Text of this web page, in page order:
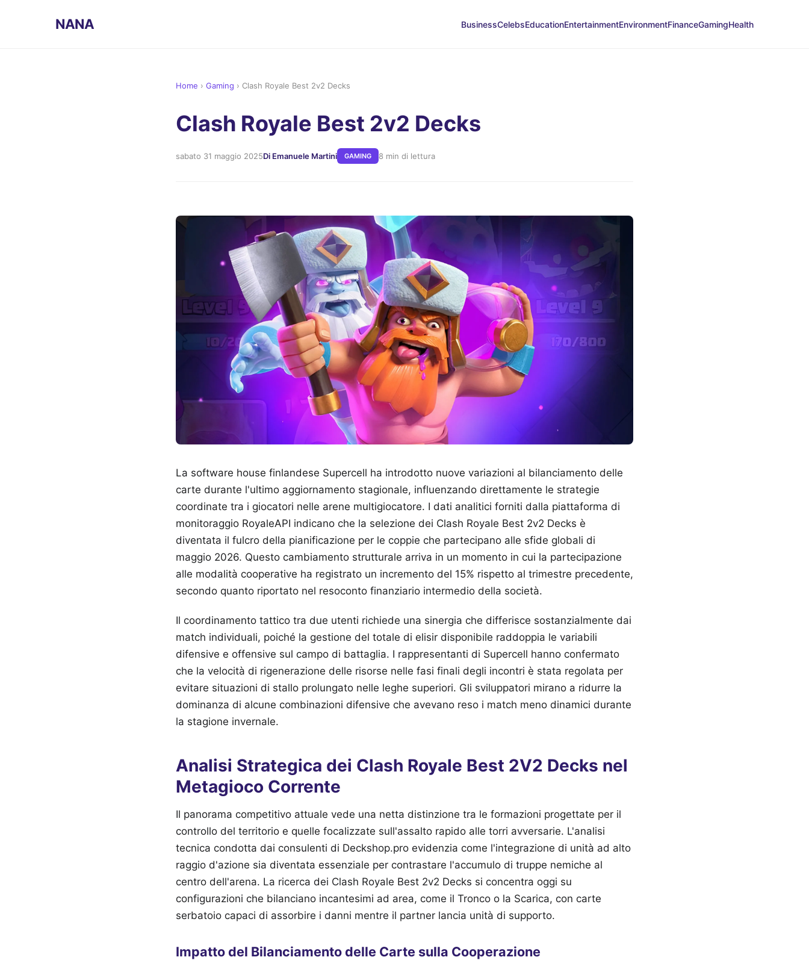
NANA BusinessCelebsEducationEntertainmentEnvironmentFinanceGamingHealth
Home › Gaming › Clash Royale Best 2v2 Decks
Clash Royale Best 2v2 Decks
sabato 31 maggio 2025Di Emanuele Martini GAMING 8 min di lettura
La software house finlandese Supercell ha introdotto nuove variazioni al bilanciamento delle
carte durante l'ultimo aggiornamento stagionale, influenzando direttamente le strategie
coordinate tra i giocatori nelle arene multigiocatore. I dati analitici forniti dalla piattaforma di
monitoraggio RoyaleAPI indicano che la selezione dei Clash Royale Best 2v2 Decks è
diventata il fulcro della pianificazione per le coppie che partecipano alle sfide globali di
maggio 2026. Questo cambiamento strutturale arriva in un momento in cui la partecipazione
alle modalità cooperative ha registrato un incremento del 15% rispetto al trimestre precedente,
secondo quanto riportato nel resoconto finanziario intermedio della società.
Il coordinamento tattico tra due utenti richiede una sinergia che differisce sostanzialmente dai
match individuali, poiché la gestione del totale di elisir disponibile raddoppia le variabili
difensive e offensive sul campo di battaglia. I rappresentanti di Supercell hanno confermato
che la velocità di rigenerazione delle risorse nelle fasi finali degli incontri è stata regolata per
evitare situazioni di stallo prolungato nelle leghe superiori. Gli sviluppatori mirano a ridurre la
dominanza di alcune combinazioni difensive che avevano reso i match meno dinamici durante
la stagione invernale.
Analisi Strategica dei Clash Royale Best 2V2 Decks nel
Metagioco Corrente
Il panorama competitivo attuale vede una netta distinzione tra le formazioni progettate per il
controllo del territorio e quelle focalizzate sull'assalto rapido alle torri avversarie. L'analisi
tecnica condotta dai consulenti di Deckshop.pro evidenzia come l'integrazione di unità ad alto
raggio d'azione sia diventata essenziale per contrastare l'accumulo di truppe nemiche al
centro dell'arena. La ricerca dei Clash Royale Best 2v2 Decks si concentra oggi su
configurazioni che bilanciano incantesimi ad area, come il Tronco o la Scarica, con carte
serbatoio capaci di assorbire i danni mentre il partner lancia unità di supporto.
Impatto del Bilanciamento delle Carte sulla Cooperazione